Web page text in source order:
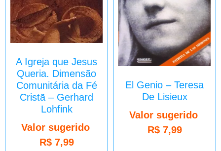
A Igreja que Jesus
Queria. Dimensão
Comunitária da Fé
Cristã – Gerhard
Lohfink
Valor sugerido
R$7,99
El Genio – Teresa
De Lisieux
Valor sugerido
R$7,99